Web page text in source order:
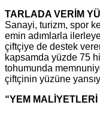
TARLADA VERİM
Sanayi, turizm, spor
emin adımlarla
çiftçiye de destek
kapsamda yüzde 75
tohumunda
çiftçinin yüzüne
“YEM